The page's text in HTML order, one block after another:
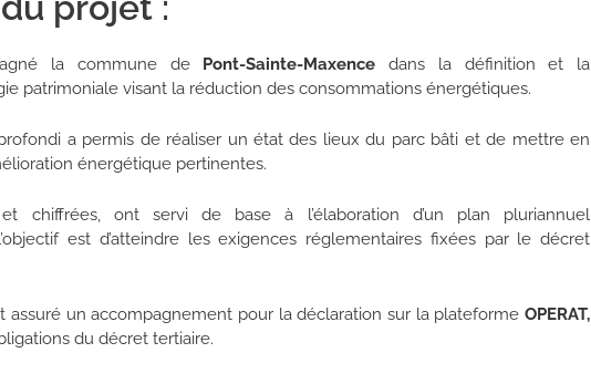
la commune de Pont-Sainte-Maxencedans la définition et la
patrimoniale visant la réduction des consommations énergétiques.
a permis de réaliser un état des lieux du parc bâti et de mettre en
énergétique pertinentes.
chiffrées, ont servi de base à l’élaboration d’un plan pluriannuel
est d’atteindre les exigences réglementaires fixées par le décret
assuré un accompagnement pour la déclaration sur la plateforme OPERAT,
du décret tertiaire.